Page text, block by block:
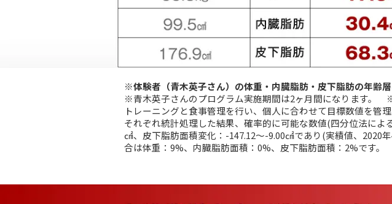
※体験者（青木英子さん）の体重・内臓脂肪・皮下脂肪の年齢層
※青木英子さんのプログラム実施期間は2ヶ月間になります
トレーニングと食事管理を行い、個人に合わせて目標数値を
それぞれ統計処理した結果、確率的に可能な数値(四分位法に
㎠、皮下脂肪面積変化：-147.12～-9.00㎠であり(実績値、2020
合は体重：9%、内臓脂肪面積：0%、皮下脂肪面積：2%です。